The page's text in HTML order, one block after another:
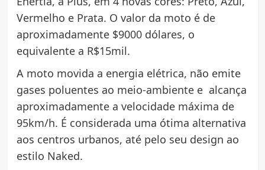
Vermelho e Prata. O valor da moto é de
aproximadamente $9000 dólares, o
equivalente a R$15mil.
A moto movida a energia elétrica, não emite
gases poluentes ao meio-ambiente e alcança
aproximadamente a velocidade máxima de
95km/h. É considerada uma ótima alternativa
aos centros urbanos, até pelo seu design ao
estilo Naked.